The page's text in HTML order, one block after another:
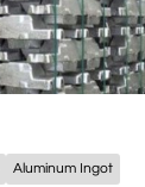
Aluminum Ingot